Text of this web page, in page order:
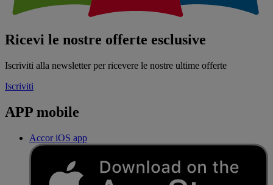
Ricevi le nostre offerte esclusive
Iscriviti alla newsletter per ricevere le nostre ultime offerte
Iscriviti
APP mobile
Accor iOS app